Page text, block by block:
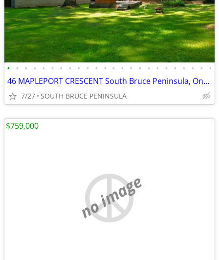
• • • • • • • • • • • • • • • • • • • • • • • •
46 MAPLEPORT CRESCENT South Bruce Peninsula, Ontario N0H2G0
7/27 SOUTH BRUCE PENINSULA
no image
$759,000